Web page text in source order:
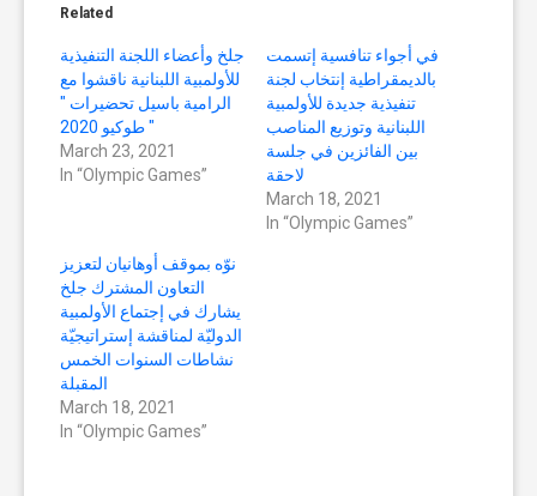
(Opens
window) window)
Related
جلخ وأعضاء اللجنة التنفيذية
للأولمبية اللبنانية ناقشوا مع
الرامية باسيل تحضيرات "
طوكيو 2020 "
March 23, 2021
In “Olympic Games”
في أجواء تنافسية إتسمت
بالديمقراطية إنتخاب لجنة
تنفيذية جديدة للأولمبية
اللبنانية وتوزيع المناصب
بين الفائزين في جلسة
لاحقة
March 18, 2021
In “Olympic Games”
نوّه بموقف أوهانيان لتعزيز
التعاون المشترك جلخ
يشارك في إجتماع الأولمبية
الدوليّة لمناقشة إستراتيجيّة
نشاطات السنوات الخمس
المقبلة
March 18, 2021
In “Olympic Games”